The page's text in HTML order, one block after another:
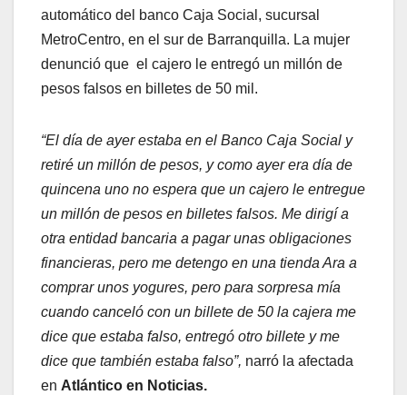
automático del banco Caja Social, sucursal
MetroCentro, en el sur de Barranquilla. La mujer
denunció que el cajero le entregó un millón de
pesos falsos en billetes de 50 mil.
“El día de ayer estaba en el Banco Caja Social y
retiré un millón de pesos, y como ayer era día de
quincena uno no espera que un cajero le entregue
un millón de pesos en billetes falsos. Me dirigí a
otra entidad bancaria a pagar unas obligaciones
financieras, pero me detengo en una tienda Ara a
comprar unos yogures, pero para sorpresa mía
cuando canceló con un billete de 50 la cajera me
dice que estaba falso, entregó otro billete y me
dice que también estaba falso”, narró la afectada
en Atlántico en Noticias.